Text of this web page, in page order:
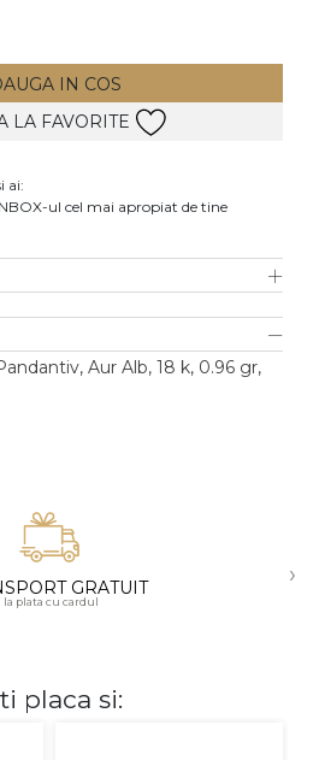
IN COS
LA FAVORITE
ai:
ul cel mai apropiat de tine
Aur Alb, 18 k, 0.96 gr,
GRATUIT
la plata cu cardul
›
placa si: